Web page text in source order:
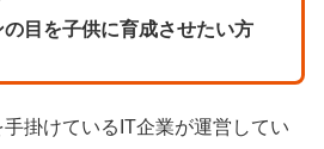
目を子供に育成させたい方
掛けているIT企業が運営してい